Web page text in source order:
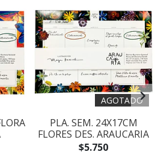
AGOTADO
PLA. SEM. 24X17CM
FLORES DES. ARAUCARIA
$5.750